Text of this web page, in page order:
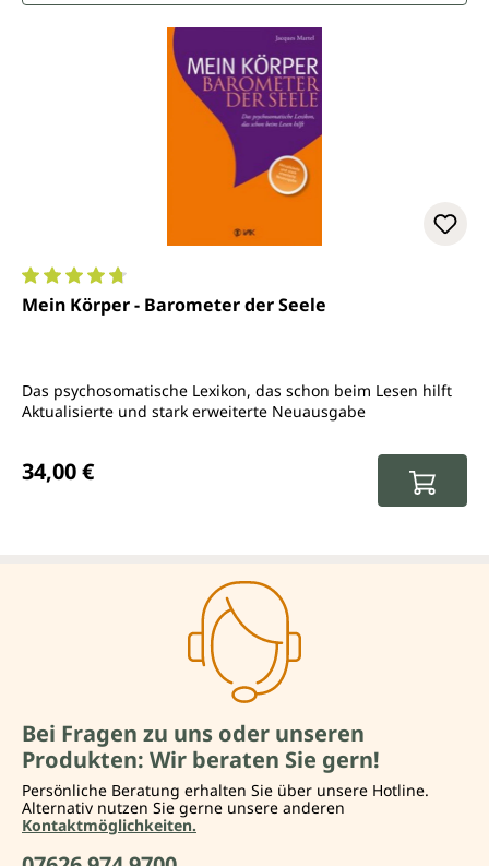
Durchschnittliche Bewertung von 4.8 von 5 Sternen
Mein Körper - Barometer der Seele
Das psychosomatische Lexikon, das schon beim Lesen hilft
Aktualisierte und stark erweiterte Neuausgabe
34,00 €
Bei Fragen zu uns oder unseren
Produkten: Wir beraten Sie gern!
Persönliche Beratung erhalten Sie über unsere Hotline.
Alternativ nutzen Sie gerne unsere anderen
Kontaktmöglichkeiten.